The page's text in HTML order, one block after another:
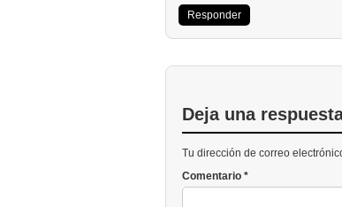
Responder
Deja una
Tu dirección de correo
Comentario *